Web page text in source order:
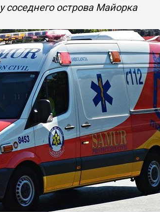
соседнего острова Майорка